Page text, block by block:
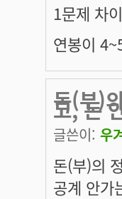
1문제 차
연봉이
돈(부)
고, 돈
글쓴이: 우
돈(부)의
공계 안가